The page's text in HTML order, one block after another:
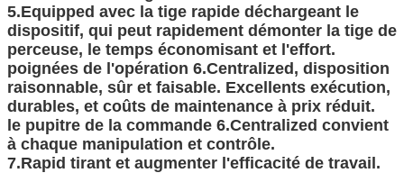
5.Equipped avec la tige rapide déchargeant le
dispositif, qui peut rapidement démonter la tige de
perceuse, le temps économisant et l'effort.
poignées de l'opération 6.Centralized, disposition
raisonnable, sûr et faisable. Excellents exécution,
durables, et coûts de maintenance à prix réduit.
le pupitre de la commande 6.Centralized convient
à chaque manipulation et contrôle.
7.Rapid tirant et augmenter l'efficacité de travail.